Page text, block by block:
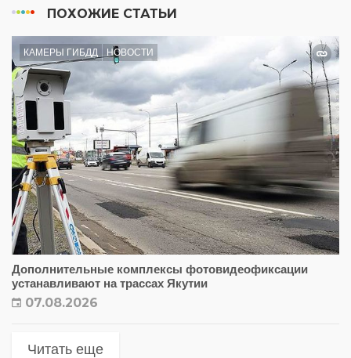
ПОХОЖИЕ СТАТЬИ
КАМЕРЫ ГИБДД НОВОСТИ
Дополнительные комплексы фотовидеофиксации
устанавливают на трассах Якутии
07.08.2026
Читать еще